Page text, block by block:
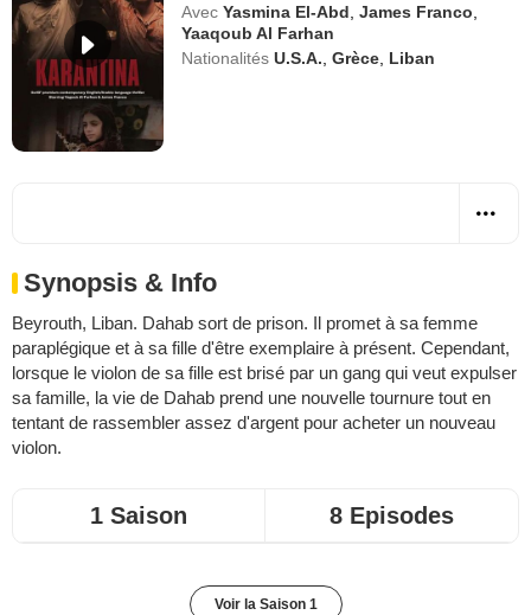
Avec Yasmina El-Abd ,James Franco
Yaaqoub Al Farhan
Nationalités U.S.A. ,Grèce Liban
Synopsis & Info
Beyrouth, Liban. Dahab sort de prison. Il promet à sa femme
paraplégique et à sa fille d'être exemplaire à présent. Cependant,
lorsque le violon de sa fille est brisé par un gang qui veut expulser
sa famille, la vie de Dahab prend une nouvelle tournure tout en
tentant de rassembler assez d'argent pour acheter un nouveau
violon.
1 Saison 8 Episodes
Voir la Saison 1